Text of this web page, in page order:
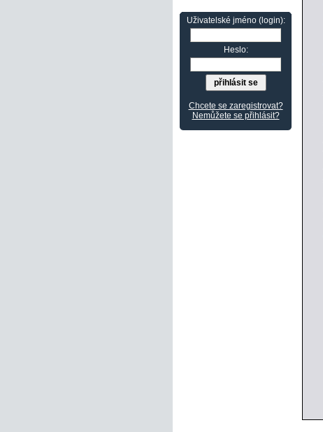
Uživatelské jméno (login):
Heslo:
Chcete se zaregistrovat?
Nemůžete se přihlásit?